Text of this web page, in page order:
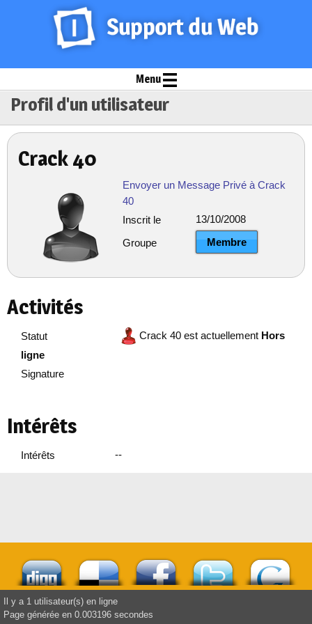
Menu
Profil d'un utilisateur
Crack 40
Envoyer un Message Privé à Crack
40
Inscrit le
13/10/2008
Groupe Membre
Activités
Statut Crack 40 est actuellement Hors
ligne
Signature
Intérêts
Intérêts --
Il y a 1 utilisateur(s) en ligne
Page générée en 0.003196 secondes